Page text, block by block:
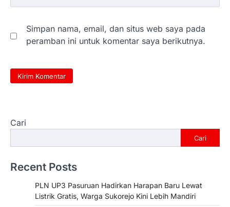
Simpan nama, email, dan situs web saya pada
peramban ini untuk komentar saya berikutnya.
Cari
Cari
Recent Posts
PLN UP3 Pasuruan Hadirkan Harapan Baru Lewat
Listrik Gratis, Warga Sukorejo Kini Lebih Mandiri